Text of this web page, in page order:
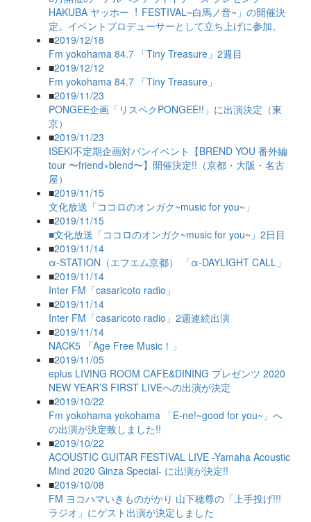
HAKUBA ヤッホー︕ FESTIVAL~白馬ノ音~」の開催決
定。イベントプロデューサーとして立ち上げに参加。
■2019/12/18
Fm yokohama 84.7 「Tiny Treasure」2週目
■2019/12/12
Fm yokohama 84.7 「Tiny Treasure」
■2019/11/23
PONGEE企画「リスペクPONGEE!!」に出演決定（東
京）
■2019/11/23
ISEKI不定期企画対バンイベント【BREND YOU 番外編
tour 〜friend×blend〜】開催決定!!（京都・大阪・名古
屋）
■2019/11/15
文化放送「ココロのオンガク~music for you~」
■2019/11/15
■文化放送「ココロのオンガク~music for you~」2日目
■2019/11/14
α-STATION（エフエム京都） 「α-DAYLIGHT CALL」
■2019/11/14
Inter FM「casaricoto radio」
■2019/11/14
Inter FM「casaricoto radio」2週連続出演
■2019/11/14
NACK5 「Age Free Music！」
■2019/11/05
eplus LIVING ROOM CAFE&DINING プレゼンツ 2020
NEW YEAR’S FIRST LIVEへの出演が決定
■2019/10/22
Fm yokohama yokohama 「E-ne!~good for you~」へ
の出演が決定致しました!!
■2019/10/22
ACOUSTIC GUITAR FESTIVAL LIVE -Yamaha Acoustic
Mind 2020 Ginza Special- に出演が決定!!
■2019/10/08
FM ヨコハマいきものがかり 山下穂尊の「上手投げ!!!
ラジオ」にゲスト出演が決定しました